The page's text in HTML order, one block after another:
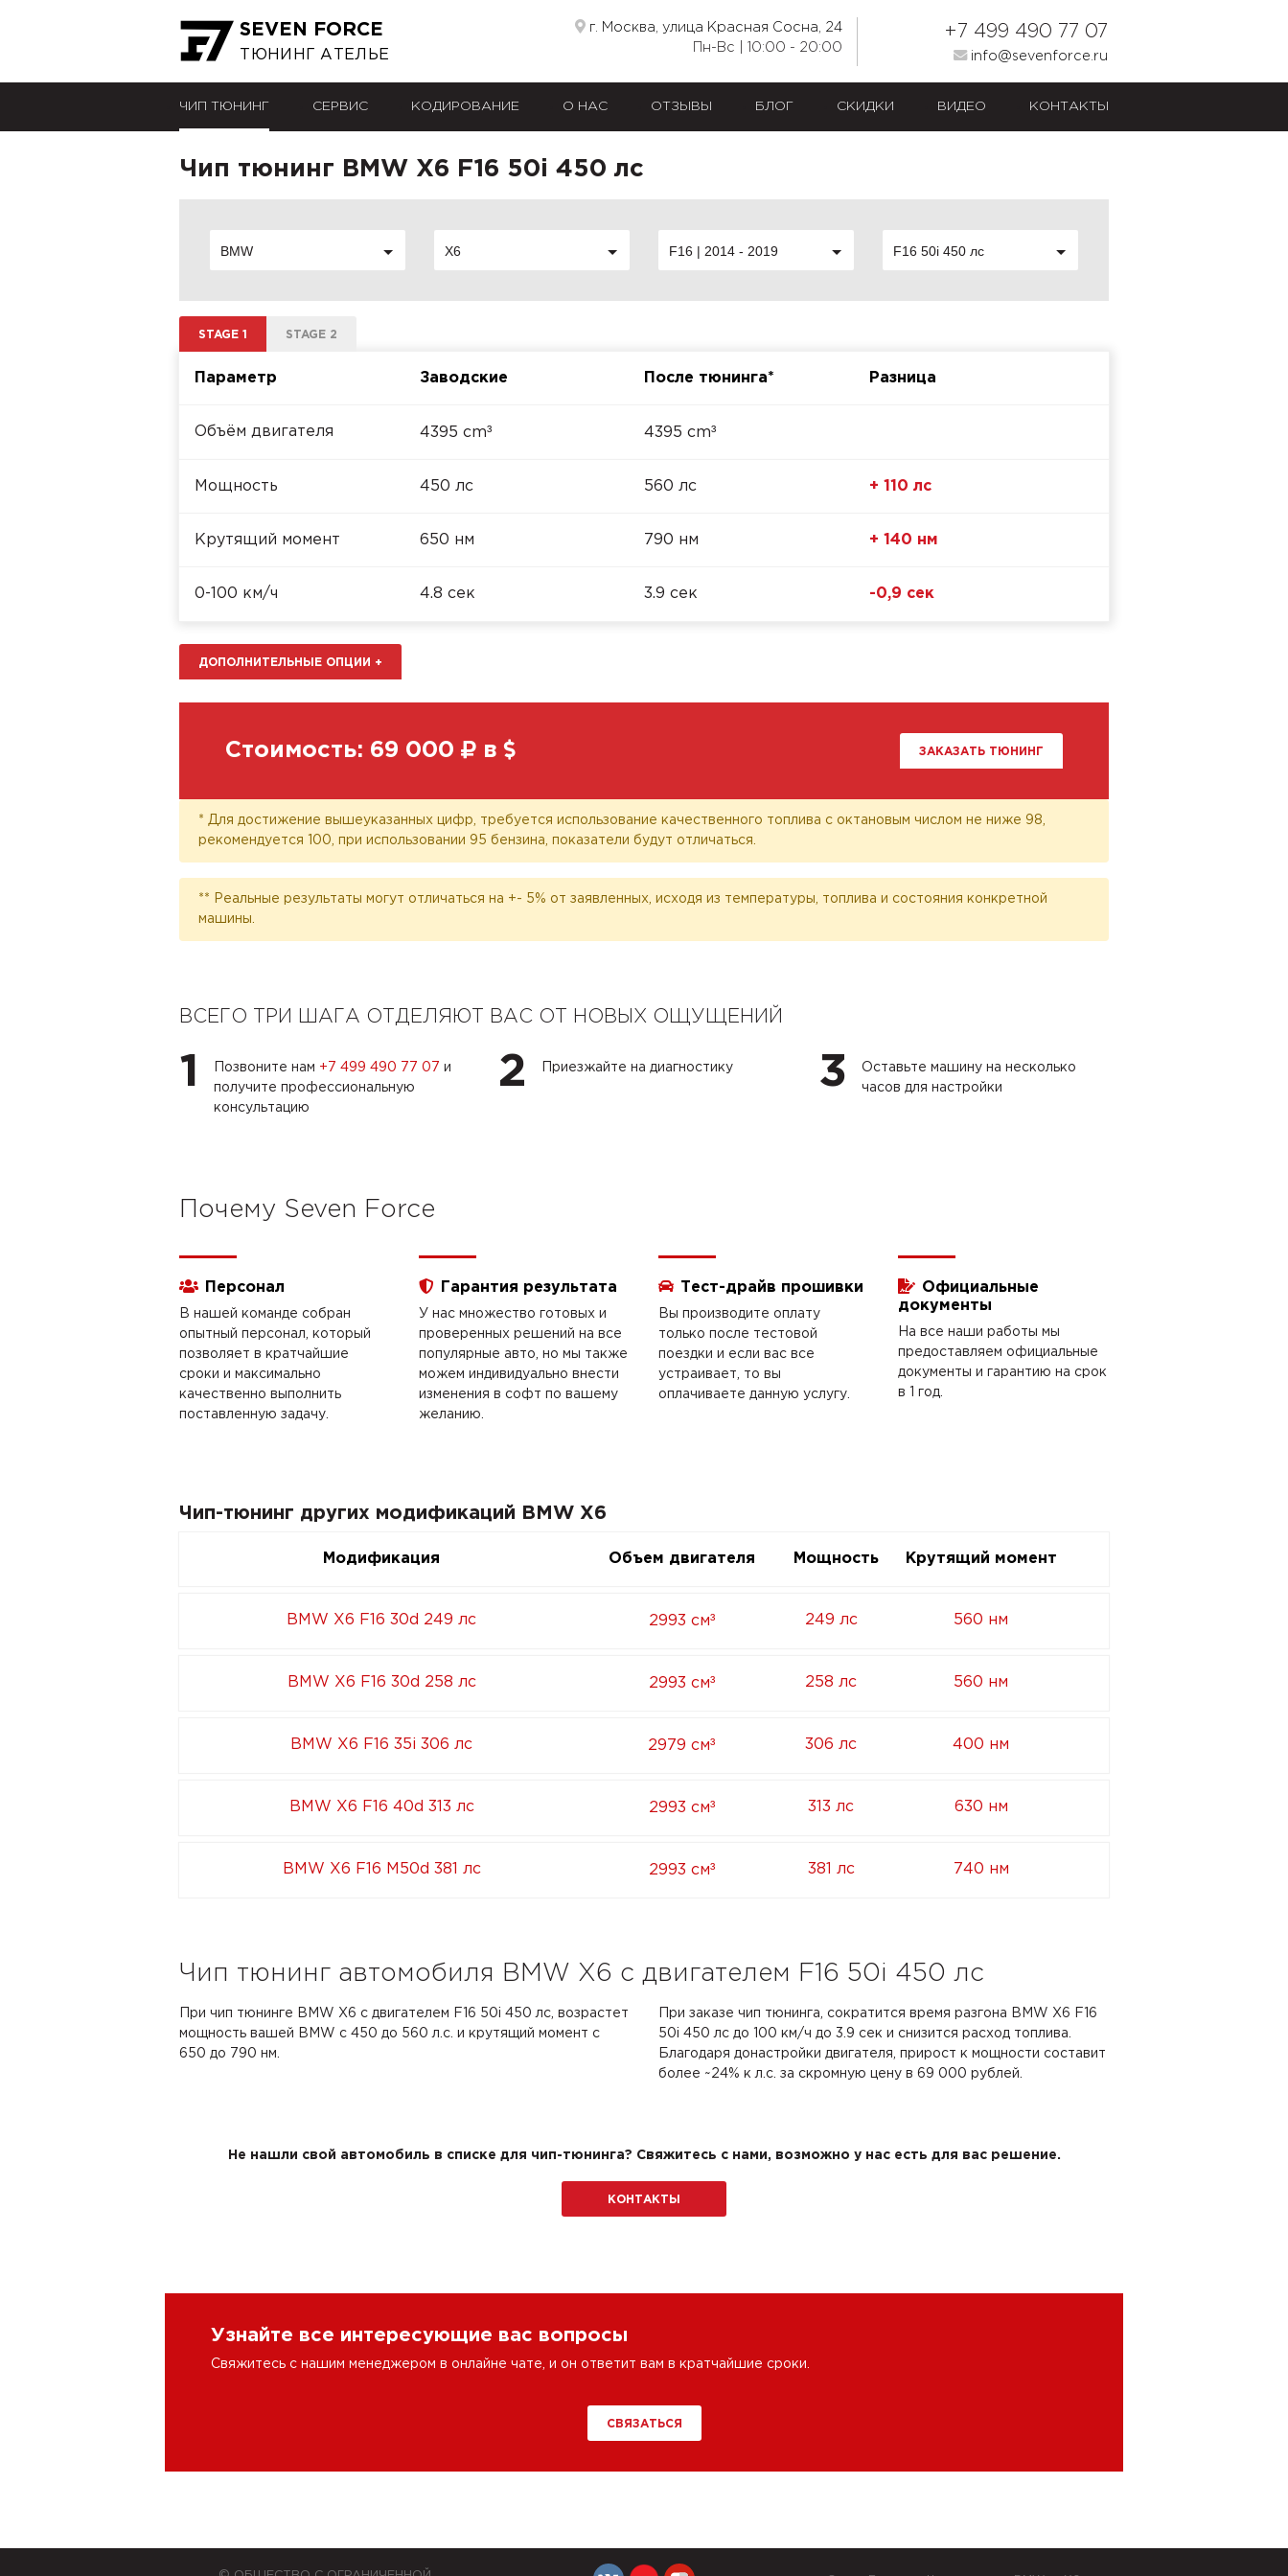
SEVEN FORCE
ТЮНИНГ АТЕЛЬЕ
г. Москва, улица Красная Сосна, 24
Пн-Вс | 10:00 - 20:00
+7 499 490 77 07
info@sevenforce.ru
ЧИП ТЮНИНГ СЕРВИС КОДИРОВАНИЕ О НАС ОТЗЫВЫ БЛОГ СКИДКИ ВИДЕО КОНТАКТЫ
Чип тюнинг BMW X6 F16 50i 450 лс
BMW X6 F16 | 2014 - 2019 F16 50i 450 лс
STAGE 1 STAGE 2
Параметр Заводские После тюнинга* Разница
Объём двигателя 4395 cm³ 4395 cm³
Мощность 450 лс 560 лс + 110 лс
Крутящий момент 650 нм 790 нм + 140 нм
0-100 км/ч 4.8 сек 3.9 сек -0,9 сек
ДОПОЛНИТЕЛЬНЫЕ ОПЦИИ +
Стоимость: 69 000 в ЗАКАЗАТЬ ТЮНИНГ
* Для достижение вышеуказанных цифр, требуется использование качественного топлива с октановым числом не ниже 98,
рекомендуется 100, при использовании 95 бензина, показатели будут отличаться.
** Реальные результаты могут отличаться на +- 5% от заявленных, исходя из температуры, топлива и состояния конкретной
машины.
ВСЕГО ТРИ ШАГА ОТДЕЛЯЮТ ВАС ОТ НОВЫХ ОЩУЩЕНИЙ
1 Позвоните нам +7 499 490 77 07
и
получите профессиональную
консультацию
2 Приезжайте на диагностику 3
Оставьте машину на несколько
часов для настройки
Почему Seven Force
Персонал
В нашей команде собран
опытный персонал, который
позволяет в кратчайшие
сроки и максимально
качественно выполнить
поставленную задачу.
Гарантия результата
У нас множество готовых и
проверенных решений на все
популярные авто, но мы также
можем индивидуально внести
изменения в софт по вашему
желанию.
Тест-драйв прошивки
Вы производите оплату
только после тестовой
поездки и если вас все
устраивает, то вы
оплачиваете данную услугу.
Официальные
документы
На все наши работы мы
предоставляем официальные
документы и гарантию на срок
в 1 год.
Чип-тюнинг других модификаций BMW X6
Модификация Объем двигателя Мощность Крутящий момент
BMW X6 F16 30d 249 лс 2993 см³ 249 лс 560 нм
BMW X6 F16 30d 258 лс 2993 см³ 258 лс 560 нм
BMW X6 F16 35i 306 лс 2979 см³ 306 лс 400 нм
BMW X6 F16 40d 313 лс 2993 см³ 313 лс 630 нм
BMW X6 F16 M50d 381 лс 2993 см³ 381 лс 740 нм
Чип тюнинг автомобиля BMW X6 с двигателем F16 50i 450 лс
При чип тюнинге BMW X6 с двигателем F16 50i 450 лс, возрастет
мощность вашей BMW с 450 до 560 л.с. и крутящий момент с
650 до 790 нм.
При заказе чип тюнинга, сократится время разгона BMW X6 F16
50i 450 лс до 100 км/ч до 3.9 сек и снизится расход топлива.
Благодаря донастройки двигателя, прирост к мощности составит
более ~24% к л.с. за скромную цену в 69 000 рублей.
Не нашли свой автомобиль в списке для чип-тюнинга? Свяжитесь с нами, возможно у нас есть для вас решение.
КОНТАКТЫ
Узнайте все интересующие вас вопросы
Свяжитесь с нашим менеджером в онлайне чате, и он ответит вам в кратчайшие сроки.
СВЯЗАТЬСЯ